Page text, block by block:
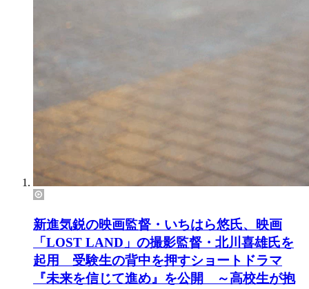
新進気鋭の映画監督・いちはら悠氏、映画
「LOST LAND」の撮影監督・北川喜雄氏を
起用 受験生の背中を押すショートドラマ
『未来を信じて進め』を公開 ～高校生が抱